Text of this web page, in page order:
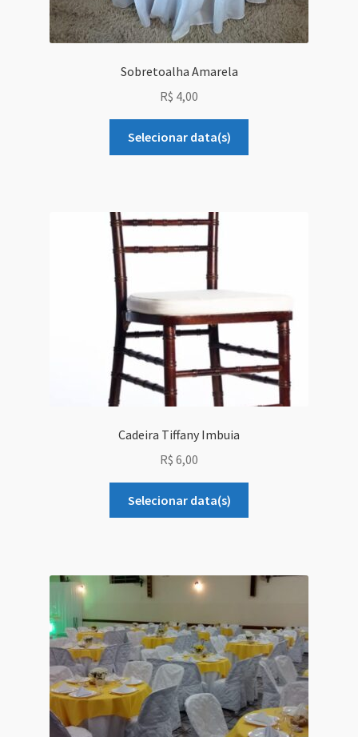
Sobretoalha Amarela
R$ 4,00
Selecionar data(s)
Cadeira Tiffany Imbuia
R$ 6,00
Selecionar data(s)